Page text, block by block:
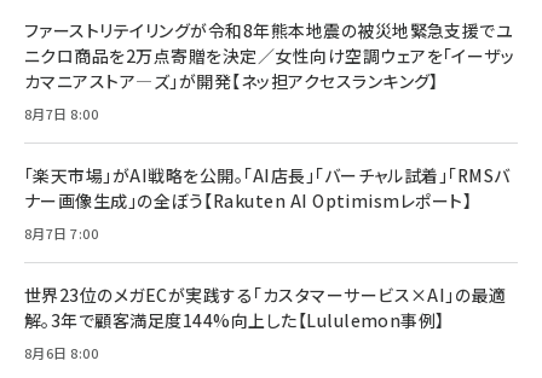
ファーストリテイリングが令和8年熊本地震の被災地緊急支援でユ
ニクロ商品を2万点寄贈を決定／女性向け空調ウェアを「イーザッ
カマニアストア―ズ」が開発【ネッ担アクセスランキング】
8月7日 8:00
「楽天市場」がAI戦略を公開。「AI店長」「バーチャル試着」「RMSバ
ナー画像生成」の全ぼう【Rakuten AI Optimismレポート】
8月7日 7:00
世界23位のメガECが実践する「カスタマーサービス×AI」の最適
解。3年で顧客満足度144%向上した【Lululemon事例】
8月6日 8:00